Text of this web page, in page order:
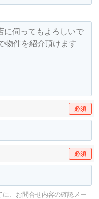
必須
必須
、お問合せ内容の確認メー